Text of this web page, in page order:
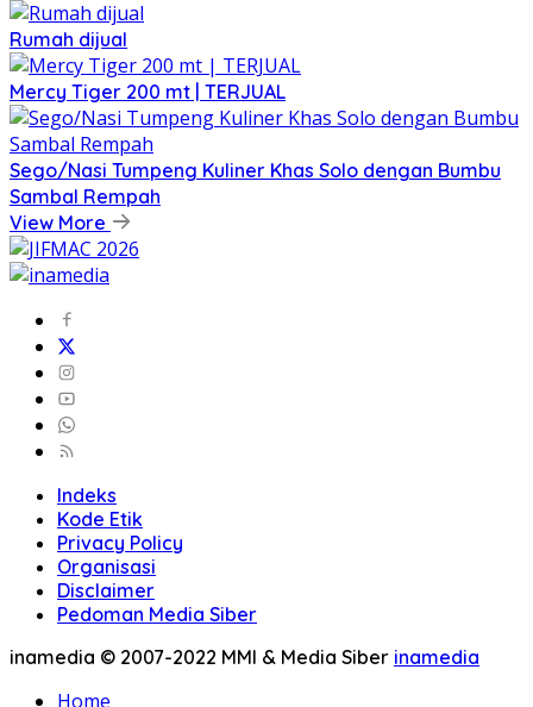
Rumah dijual
Mercy Tiger 200 mt | TERJUAL
Sego/Nasi Tumpeng Kuliner Khas Solo dengan Bumbu
Sambal Rempah
View More
Indeks
Kode Etik
Privacy Policy
Organisasi
Disclaimer
Pedoman Media Siber
inamedia © 2007-2022 MMI & Media Siber inamedia
Home